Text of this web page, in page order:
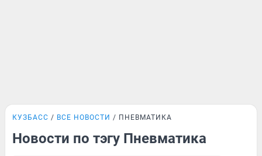
КУЗБАСС ВСЕ НОВОСТИ ПНЕВМАТИКА
Новости по тэгу Пневматика